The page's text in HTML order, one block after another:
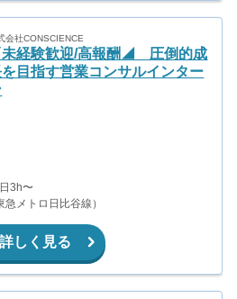
会社CONSCIENCE
経験歓迎/高報酬◢ 圧倒的成
目指す営業コンサルインター
3h〜
メトロ日比谷線）
詳しく見る